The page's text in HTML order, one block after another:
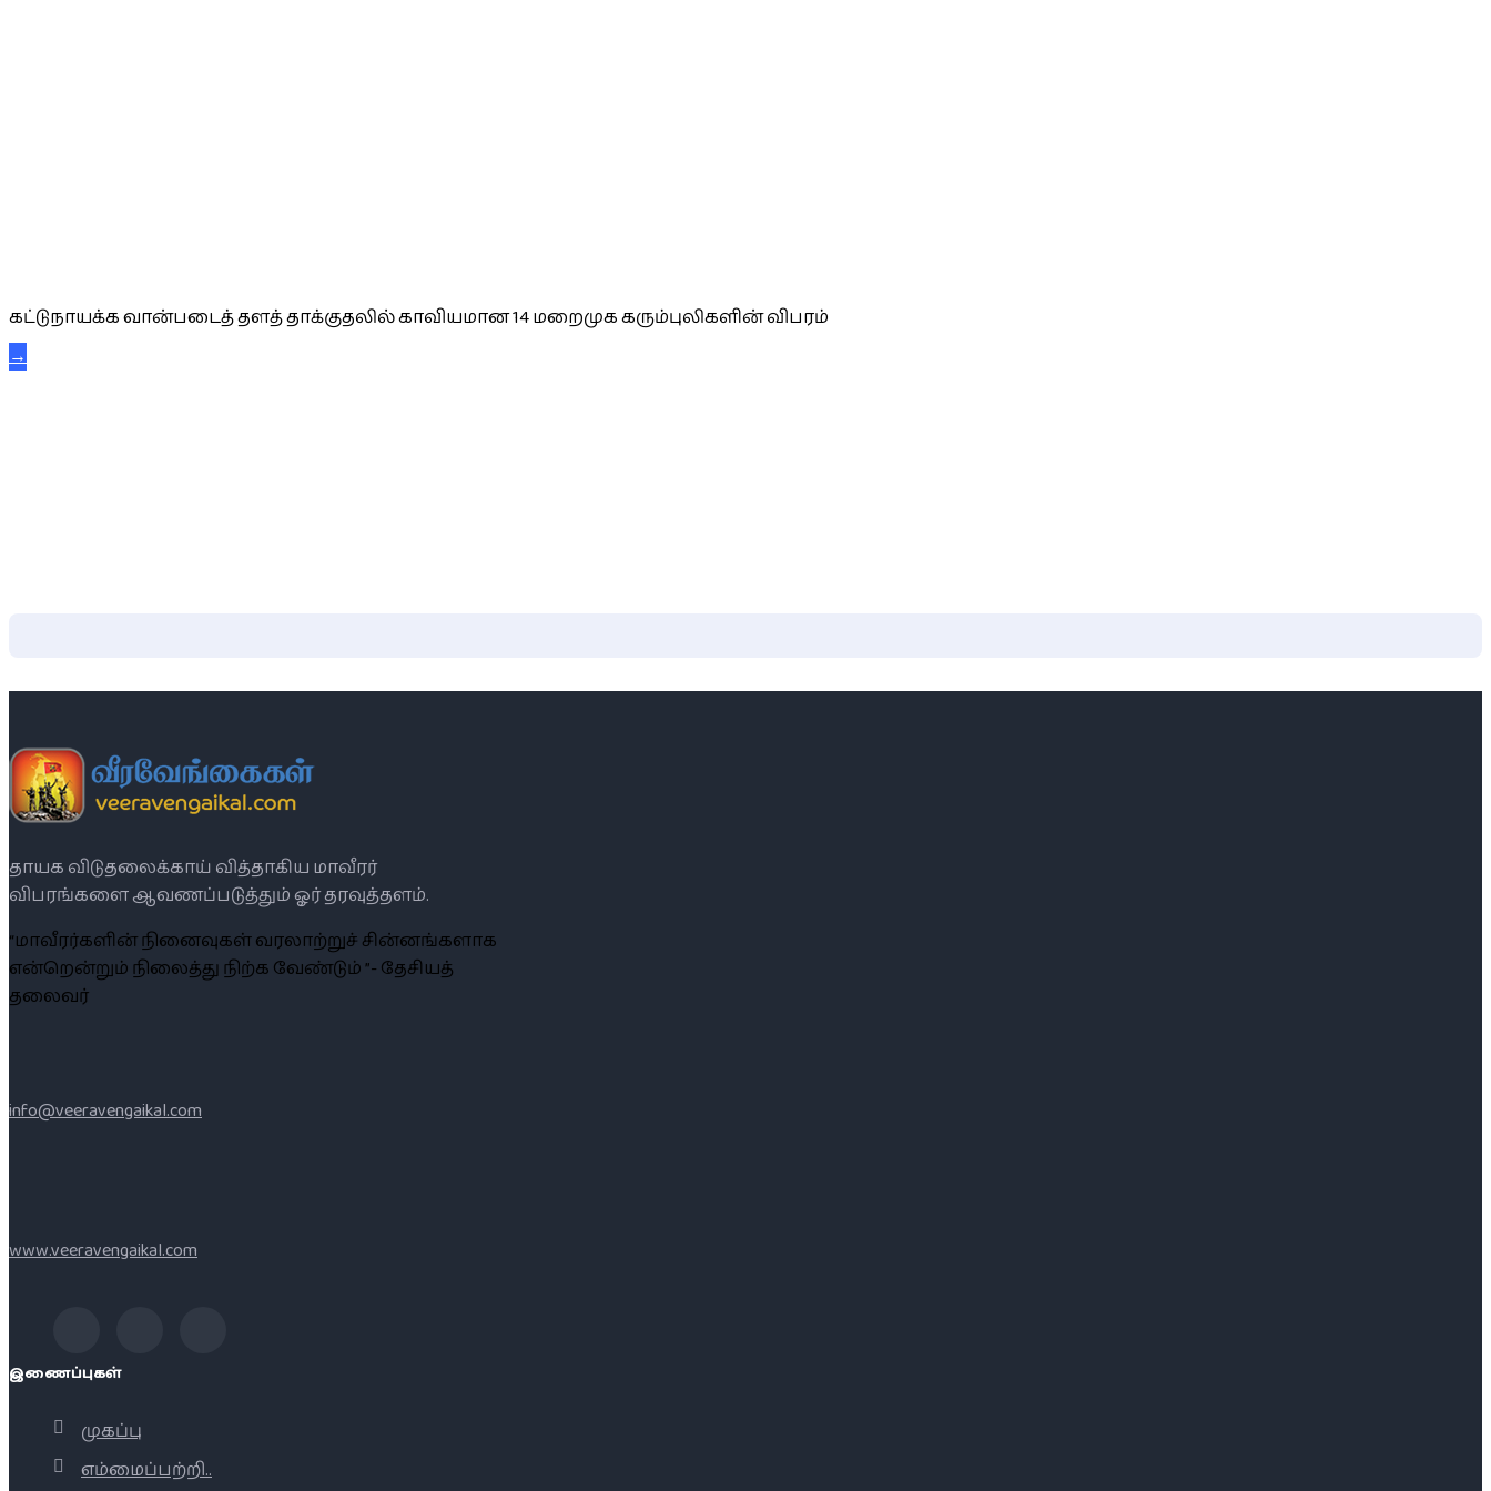
கட்டுநாயக்க வான்படைத் தளத் தாக்குதலில் காவியமான 14 மறைமுக கரும்புலிகளின் விபரம்
→
தாயக விடுதலைக்காய் வித்தாகிய மாவீரர்
விபரங்களை ஆவணப்படுத்தும் ஓர் தரவுத்தளம்.
“மாவீரர்களின் நினைவுகள் வரலாற்றுச் சின்னங்களாக
என்றென்றும் நிலைத்து நிற்க வேண்டும் ”- தேசியத்
தலைவர்
info@veeravengaikal.com
www.veeravengaikal.com
இணைப்புகள்
முகப்பு
எம்மைப்பற்றி..